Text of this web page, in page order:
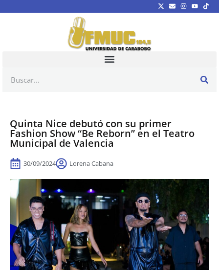
Quinta Nice debutó con su primer
Fashion Show “Be Reborn” en el Teatro
Municipal de Valencia
30/09/2024 Lorena Cabana